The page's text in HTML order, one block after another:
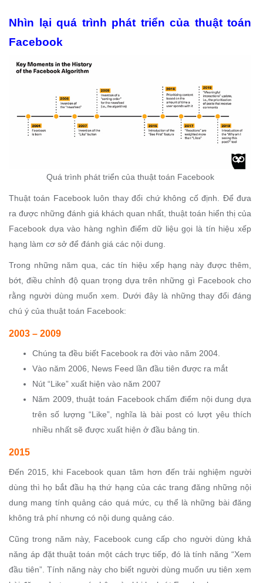
Nhìn lại quá trình phát triển của thuật toán
Facebook
Quá trình phát triển của thuật toán Facebook
Thuật toán Facebook luôn thay đổi chứ không cố định. Để đưa
ra được những đánh giá khách quan nhất, thuật toán hiển thị của
Facebook dựa vào hàng nghìn điểm dữ liệu gọi là tín hiệu xếp
hạng làm cơ sở để đánh giá các nội dung.
Trong những năm qua, các tín hiệu xếp hạng này được thêm,
bớt, điều chỉnh độ quan trọng dựa trên những gì Facebook cho
rằng người dùng muốn xem. Dưới đây là những thay đổi đáng
chú ý của thuật toán Facebook:
2003 – 2009
Chúng ta đều biết Facebook ra đời vào năm 2004.
Vào năm 2006, News Feed lần đầu tiên được ra mắt
Nút “Like” xuất hiện vào năm 2007
Năm 2009, thuật toán Facebook chấm điểm nội dung dựa
trên số lượng “Like”, nghĩa là bài post có lượt yêu thích
nhiều nhất sẽ được xuất hiện ở đầu bảng tin.
2015
Đến 2015, khi Facebook quan tâm hơn đến trải nghiệm người
dùng thì họ bắt đầu hạ thứ hạng của các trang đăng những nội
dung mang tính quảng cáo quá mức, cụ thể là những bài đăng
không trả phí nhưng có nội dung quảng cáo.
Cũng trong năm này, Facebook cung cấp cho người dùng khả
năng áp đặt thuật toán một cách trực tiếp, đó là tính năng “Xem
đầu tiên”. Tính năng này cho biết người dùng muốn ưu tiên xem